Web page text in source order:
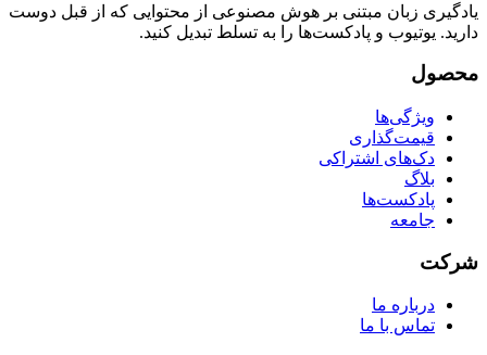
یادگیری زبان مبتنی بر هوش مصنوعی از محتوایی که از قبل دوست
دارید. یوتیوب و پادکست‌ها را به تسلط تبدیل کنید.
محصول
ویژگی‌ها
قیمت‌گذاری
دک‌های اشتراکی
بلاگ
پادکست‌ها
جامعه
شرکت
درباره ما
تماس با ما